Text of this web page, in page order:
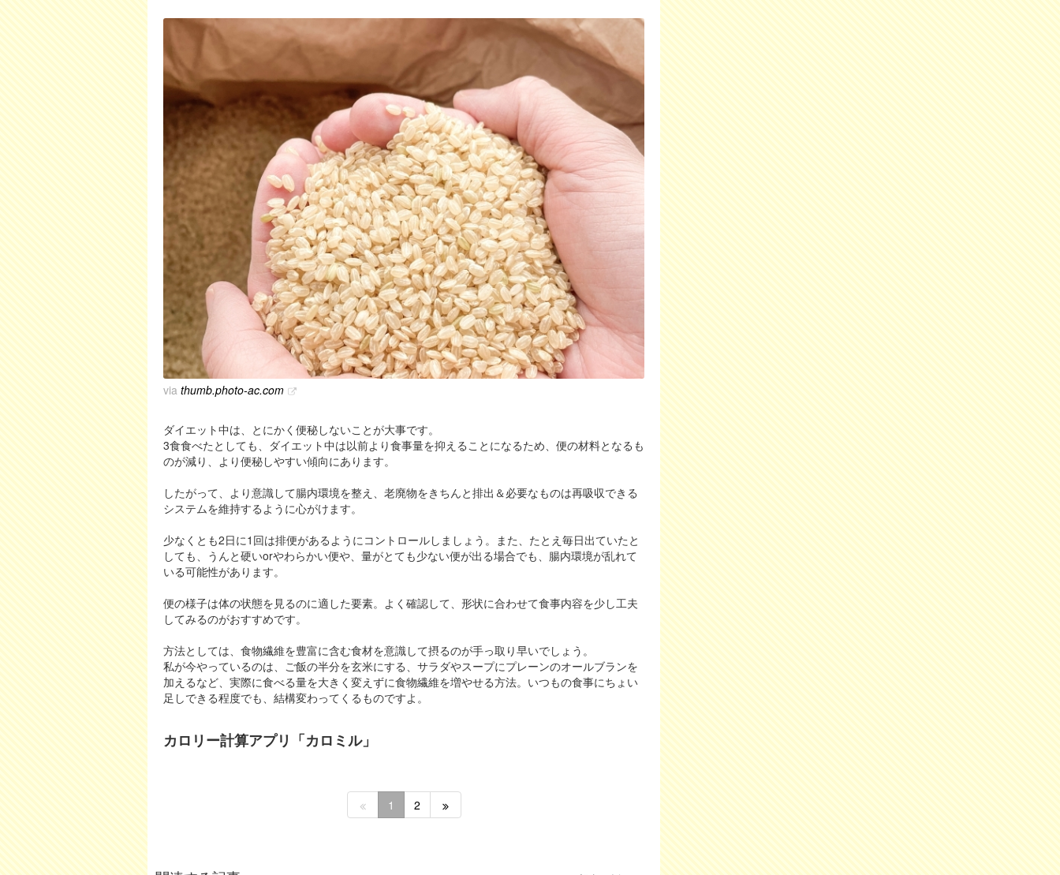
via thumb.photo-ac.com
ダイエット中は、とにかく便秘しないことが大事です。
3食食べたとしても、ダイエット中は以前より食事量を抑えることになるため、便の材料となるも
のが減り、より便秘しやすい傾向にあります。
したがって、より意識して腸内環境を整え、老廃物をきちんと排出＆必要なものは再吸収できる
システムを維持するように心がけます。
少なくとも2日に1回は排便があるようにコントロールしましょう。また、たとえ毎日出ていたと
しても、うんと硬いorやわらかい便や、量がとても少ない便が出る場合でも、腸内環境が乱れて
いる可能性があります。
便の様子は体の状態を見るのに適した要素。よく確認して、形状に合わせて食事内容を少し工夫
してみるのがおすすめです。
方法としては、食物繊維を豊富に含む食材を意識して摂るのが手っ取り早いでしょう。
私が今やっているのは、ご飯の半分を玄米にする、サラダやスープにプレーンのオールブランを
加えるなど、実際に食べる量を大きく変えずに食物繊維を増やせる方法。いつもの食事にちょい
足しできる程度でも、結構変わってくるものですよ。
カロリー計算アプリ「カロミル」
1 2